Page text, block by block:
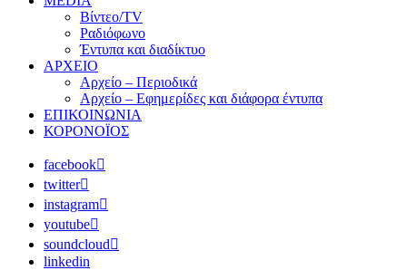
Βίντεο/TV
Ραδιόφωνο
Έντυπα και διαδίκτυο
ΑΡΧΕΙΟ
Αρχείο – Περιοδικά
Αρχείο – Εφημερίδες και διάφορα έντυπα
ΕΠΙΚΟΙΝΩΝΙΑ
ΚΟΡΟΝΟΪΟΣ
facebook
twitter
instagram
youtube
soundcloud
linkedin